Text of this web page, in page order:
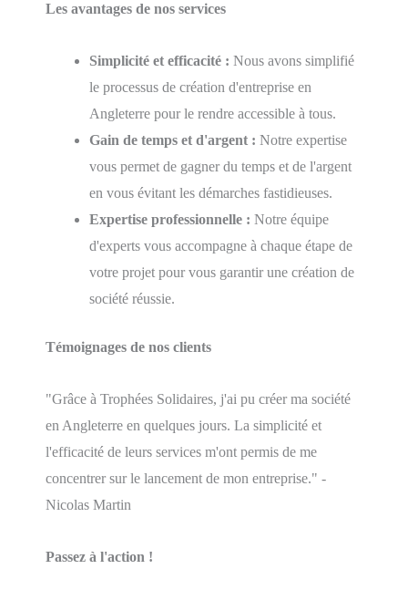
Les avantages de nos services
Simplicité et efficacité : Nous avons simplifié
le processus de création d'entreprise en
Angleterre pour le rendre accessible à tous.
Gain de temps et d'argent : Notre expertise
vous permet de gagner du temps et de l'argent
en vous évitant les démarches fastidieuses.
Expertise professionnelle : Notre équipe
d'experts vous accompagne à chaque étape de
votre projet pour vous garantir une création de
société réussie.
Témoignages de nos clients
"Grâce à Trophées Solidaires, j'ai pu créer ma société
en Angleterre en quelques jours. La simplicité et
l'efficacité de leurs services m'ont permis de me
concentrer sur le lancement de mon entreprise." -
Nicolas Martin
Passez à l'action !